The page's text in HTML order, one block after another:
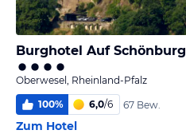
Burghotel Auf Schönburg
Oberwesel, Rheinland-Pfalz
100% 6,0/6 67 Bew.
Zum Hotel